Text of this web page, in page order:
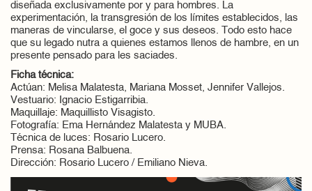
diseñada exclusivamente por y para hombres. La
experimentación, la transgresión de los límites establecidos, las
maneras de vincularse, el goce y sus deseos. Todo esto hace
que su legado nutra a quienes estamos llenos de hambre, en un
presente pensado para les saciades.
Ficha técnica:
Actúan: Melisa Malatesta, Mariana Mosset, Jennifer Vallejos.
Vestuario: Ignacio Estigarribia.
Maquillaje: Maquillisto Visagisto.
Fotografía: Ema Hernández Malatesta y MUBA.
Técnica de luces: Rosario Lucero.
Prensa: Rosana Balbuena.
Dirección: Rosario Lucero / Emiliano Nieva.